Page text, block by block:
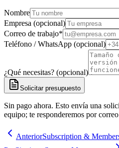
Nombre
Empresa (opcional)
Correo de trabajo*
Teléfono / WhatsApp (opcional)
¿Qué necesitas? (opcional)
Solicitar presupuesto
Sin pago ahora. Esto envía una
equipo; te responderemos por
AnteriorSubscription &